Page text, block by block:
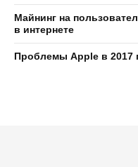
Майнинг на
в интернете
Проблемы Apple в 2017